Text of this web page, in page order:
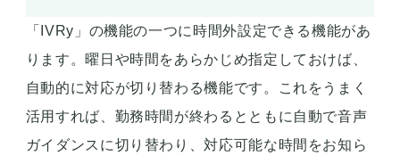
「IVRy」の機能の一つに時間外設定できる機能があ
ります。曜日や時間をあらかじめ指定しておけば、
自動的に対応が切り替わる機能です。これをうまく
活用すれば、勤務時間が終わるとともに自動で音声
ガイダンスに切り替わり、対応可能な時間をお知ら